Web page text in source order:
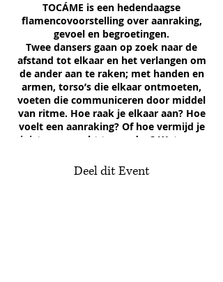
TOCÁME is een hedendaagse
flamencovoorstelling over aanraking,
gevoel en begroetingen.
Twee dansers gaan op zoek naar de
afstand tot elkaar en het verlangen om
de ander aan te raken; met handen en
armen, torso’s die elkaar ontmoeten,
voeten die communiceren door middel
van ritme. Hoe raak je elkaar aan? Hoe
voelt een aanraking? Of hoe vermijd je
juist aangeraakt te worden? Wat voor
begroet met een knuffel of een hand of
een elleboog?
Deel dit Event